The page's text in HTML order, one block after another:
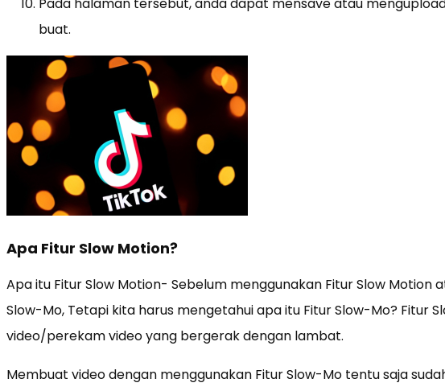
buat.
Apa Fitur Slow Motion?
Apa itu Fitur Slow Motion- Sebelum menggunakan Fitur Slow Motion
Slow-Mo, Tetapi kita harus mengetahui apa itu Fitur Slow-Mo? Fitur
video/perekam video yang bergerak dengan lambat.
Membuat video dengan menggunakan Fitur Slow-Mo tentu saja